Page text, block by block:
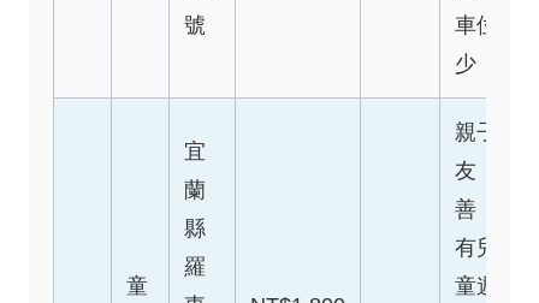
號
車位
少
童
宜
蘭
縣
羅
親子
友
善，
有兒
童遊